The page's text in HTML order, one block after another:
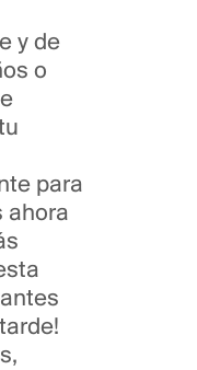
y de
o
para
ahora